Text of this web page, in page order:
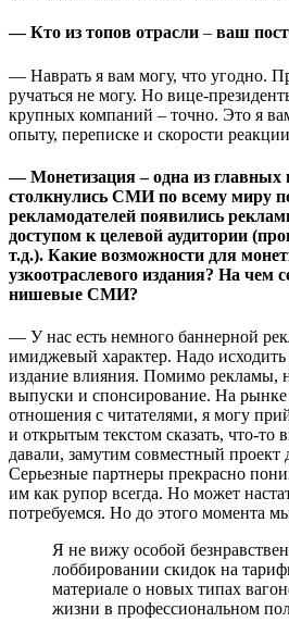
— Кто из топов отрасли – ваш
— Наврать я вам могу, что угодно.
ручаться не могу. Но вице-
крупных компаний – точно. Это я
опыту, переписке и скорости
— Монетизация – одна из главных
столкнулись СМИ по всему миру
рекламодателей появились
доступом к целевой аудитории
т.д.). Какие возможности для
узкоотраслевого издания? На чем
нишевые СМИ?
— У нас есть немного баннерной
имиджевый характер. Надо
издание влияния. Помимо рекламы,
выпуски и спонсирование. На
отношения с читателями, я могу
и открытым текстом сказать, что-то
давали, замутим совместный проект
Серьезные партнеры прекрасно
им как рупор всегда. Но может
потребуемся. Но до этого момента
Я не вижу особой
лоббировании скидок на
материале о новых типах
жизни в профессиональном